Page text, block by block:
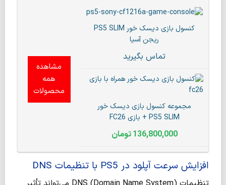
کنسول بازی دیسک خور PS5 SLIM
ریجن آسیا
تماس بگیرید
مجموعه کنسول بازی دیسک خور
PS5 SLIM + بازی FC26
136,800,000تومان
مشاهده
همه
محصولات
افزایش سرعت آپلود در PS5 با تنظیمات DNS